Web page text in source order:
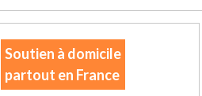
Soutien à domicile
partout en France